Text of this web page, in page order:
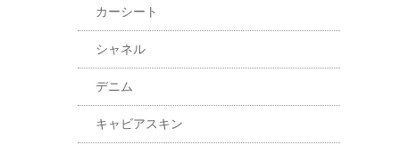
カーシート
シャネル
デニム
キャビアスキン